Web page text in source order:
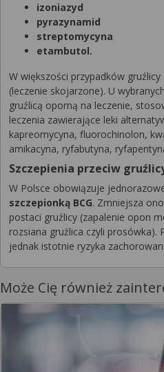
izoniazyd
pyrazynamid
streptomycyna
etambutol.
W większości przypadków
(leczenie skojarzone). U
gruźlicą oporną na leczenie,
leczenia zawierające leki
kapreomycyna, fluorochinolon,
amikacyna, ryfabutyna,
Szczepienia przeciw
W Polsce obowiązuje
szczepionką BCG. Zmniejsza
postaci gruźlicy (zapalenie opon
rozsiana gruźlica czyli prosówka).
jednak istotnie ryzyka
Może Cię również